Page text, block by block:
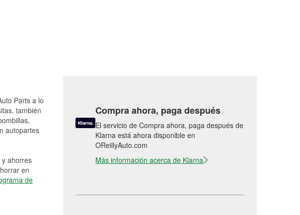
Parts a lo
también
autopartes
ahorres
en
de
Compra ahora, paga después
El servicio de Compra ahora, paga después de
Klarna está ahora disponible en
OReillyAuto.com
Más información acerca de Klarna